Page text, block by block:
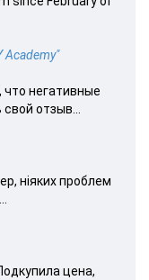
Academy"
негативные
отзыв...
ніяких проблем
цена,